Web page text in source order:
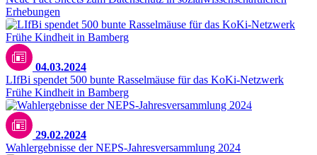
Erhebungen
04.03.2024
LIfBi spendet 500 bunte Rasselmäuse für das KoKi-Netzwerk
Frühe Kindheit in Bamberg
TU Dortmund/privat
29.02.2024
Wahlergebnisse der NEPS-Jahresversammlung 2024